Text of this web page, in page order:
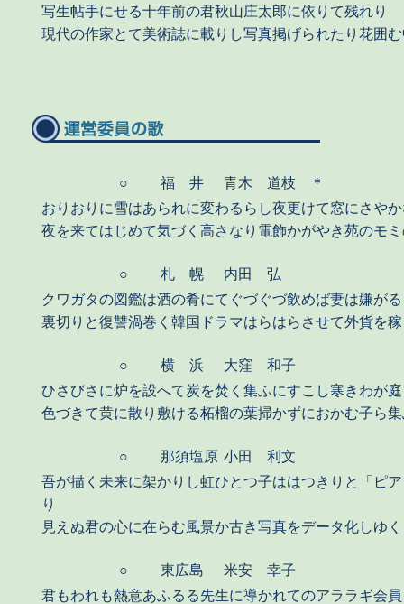
写生帖手にせる十年前の君秋山庄太郎に依りて残れり
現代の作家とて美術誌に載りし写真掲げられたり花囲
○ 福 井
青木 道枝 ＊
おりおりに雪はあられに変わるらし夜更けて窓にさや
夜を来てはじめて気づく高さなり電飾かがやき苑のモ
○ 札 幌
内田 弘
クワガタの図鑑は酒の肴にてぐづぐづ飲めば妻は嫌がる
裏切りと復讐渦巻く韓国ドラマはらはらさせて外貨を
○ 横 浜
大窪 和子
ひさびさに炉を設へて炭を焚く集ふにすこし寒きわが庭
色づきて黄に散り敷ける柘榴の葉掃かずにおかむ子ら
○ 那須塩原 小田 利文
吾が描く未来に架かりし虹ひとつ子ははつきりと「ピ
り
見えぬ君の心に在らむ風景か古き写真をデータ化しゆく
○ 東広島
米安 幸子
君もわれも熱意あふるる先生に導かれてのアララギ会員